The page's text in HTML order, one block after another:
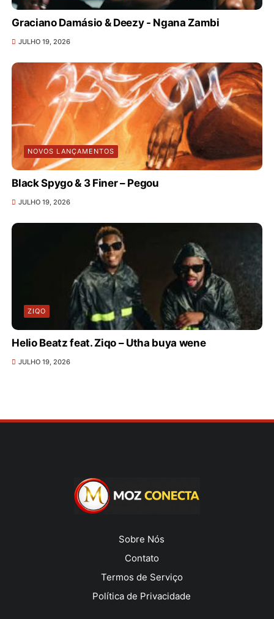
Graciano Damásio & Deezy - Ngana Zambi
JULHO 19, 2026
NOVOS LANÇAMENTOS
Black Spygo & 3 Finer – Pegou
JULHO 19, 2026
ZIQO
Helio Beatz feat. Ziqo – Utha buya wene
JULHO 19, 2026
Sobre Nós
Contato
Termos de Serviço
Política de Privacidade